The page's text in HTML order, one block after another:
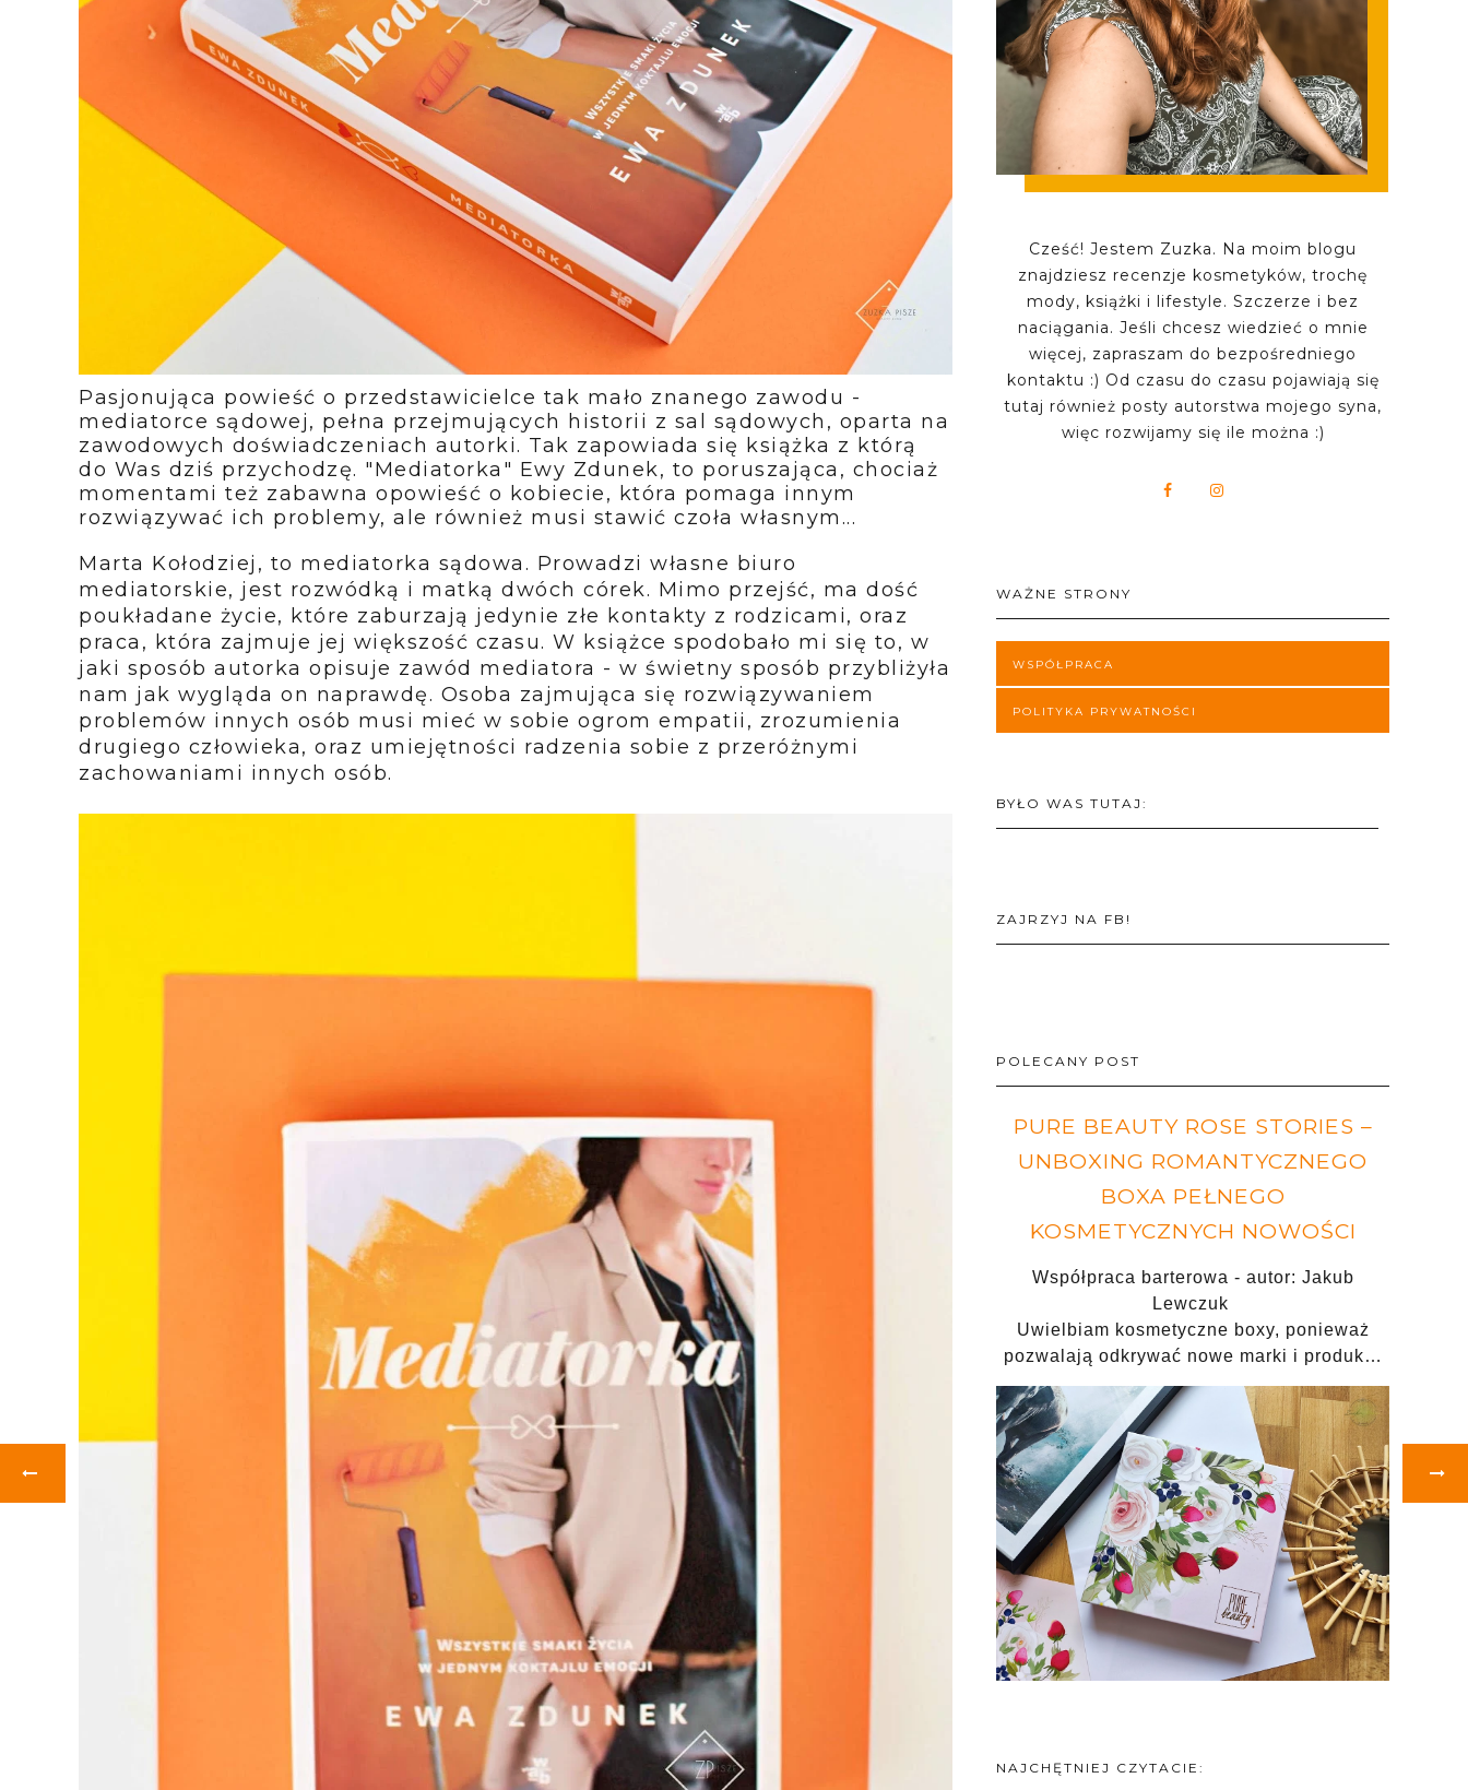
Pasjonująca powieść o przedstawicielce tak mało znanego zawodu -
mediatorce sądowej, pełna przejmujących historii z sal sądowych, oparta na
zawodowych doświadczeniach autorki. Tak zapowiada się książka z którą
do Was dziś przychodzę. "Mediatorka" Ewy Zdunek, to poruszająca, chociaż
momentami też zabawna opowieść o kobiecie, która pomaga innym
rozwiązywać ich problemy, ale również musi stawić czoła własnym...
Marta Kołodziej, to mediatorka sądowa. Prowadzi własne biuro
mediatorskie, jest rozwódką i matką dwóch córek. Mimo przejść, ma dość
poukładane życie, które zaburzają jedynie złe kontakty z rodzicami, oraz
praca, która zajmuje jej większość czasu. W książce spodobało mi się to, w
jaki sposób autorka opisuje zawód mediatora - w świetny sposób przybliżyła
nam jak wygląda on naprawdę. Osoba zajmująca się rozwiązywaniem
problemów innych osób musi mieć w sobie ogrom empatii, zrozumienia
drugiego człowieka, oraz umiejętności radzenia sobie z przeróżnymi
zachowaniami innych osób.
Cześć! Jestem Zuzka. Na moim blogu
znajdziesz recenzje kosmetyków, trochę
mody, książki i lifestyle. Szczerze i bez
naciągania. Jeśli chcesz wiedzieć o mnie
więcej, zapraszam do bezpośredniego
kontaktu :) Od czasu do czasu pojawiają się
tutaj również posty autorstwa mojego syna,
więc rozwijamy się ile można :)
WAŻNE STRONY
WSPÓŁPRACA
POLITYKA PRYWATNOŚCI
BYŁO WAS TUTAJ:
ZAJRZYJ NA FB!
POLECANY POST
PURE BEAUTY ROSE STORIES –
UNBOXING ROMANTYCZNEGO
BOXA PEŁNEGO
KOSMETYCZNYCH NOWOŚCI
Współpraca barterowa - autor: Jakub
Lewczuk
Uwielbiam kosmetyczne boxy, ponieważ
pozwalają odkrywać nowe marki i produk…
NAJCHĘTNIEJ CZYTACIE: